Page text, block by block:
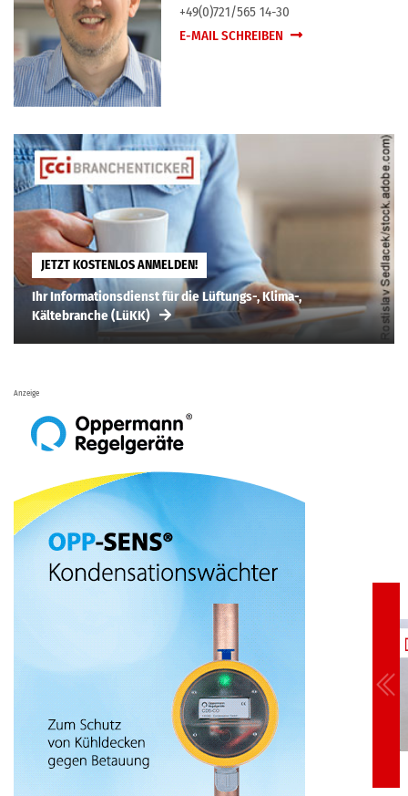
+49(0)721/565 14-30
E-MAIL SCHREIBEN
JETZT KOSTENLOS ANMELDEN!
Ihr Informationsdienst für die Lüftungs-, Klima-,
Kältebranche (LüKK)
Anzeige